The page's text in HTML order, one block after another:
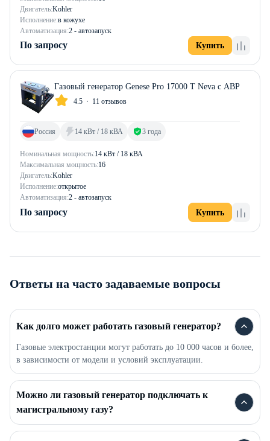
Двигатель:Kohler
Исполнение:в кожухе
Автоматизация:2 - автозапуск
По запросу Купить
Газовый генератор Genese Pro 17000 T Neva с АВР
4.5 11 отзывов
Номинальная мощность:14 кВт / 18 кВА
Максимальная мощность:16
Двигатель:Kohler
Исполнение:открытое
Автоматизация:2 - автозапуск
Россия 14 кВт / 18 кВА 3 года
По запросу Купить
Ответы на часто задаваемые вопросы
Как долго может работать газовый генератор?
Газовые электростанции могут работать до 10 000 часов и более,
в зависимости от модели и условий эксплуатации.
Можно ли газовый генератор подключать к
магистральному газу?